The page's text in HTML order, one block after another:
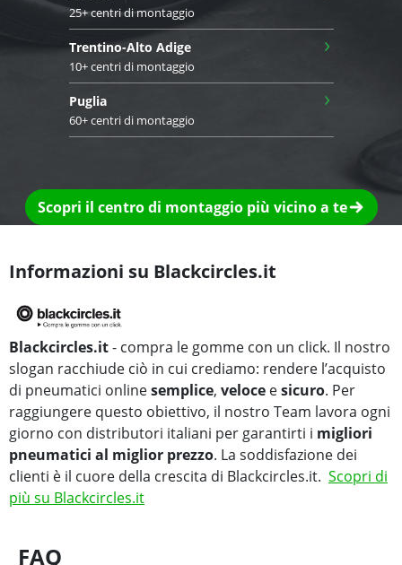
25+ centri di montaggio
Trentino-Alto Adige
10+ centri di montaggio
›
Puglia
60+ centri di montaggio
›
Scopri il centro di montaggio più vicino a te
Informazioni su Blackcircles.it
Blackcircles.it- compra le gomme con un click. Il nostro
slogan racchiude ciò in cui crediamo: rendere l’acquisto
di pneumatici onlinesemplice, veloce esicuro. Per
raggiungere questo obiettivo, il nostro Team lavora ogni
giorno con distributori italiani per garantirti i migliori
pneumatici al miglior prezzo. La soddisfazione dei
clienti è il cuore della crescita di Blackcircles.it. Scopri di
più su Blackcircles.it
FAQ